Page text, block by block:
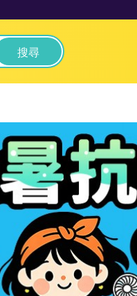
搜尋